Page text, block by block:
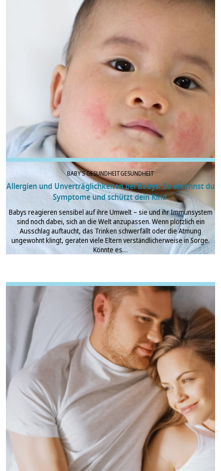
BABY'S GESUNDHEITGESUNDHEIT
Allergien und Unverträglichkeiten bei Babys: So erkennst du
Symptome und schützt dein Kind
Babys reagieren sensibel auf ihre Umwelt – sie und ihr Immunsystem
sind noch dabei, sich an die Welt anzupassen. Wenn plötzlich ein
Ausschlag auftaucht, das Trinken schwerfällt oder die Atmung
ungewohnt klingt, geraten viele Eltern verständlicherweise in Sorge.
Könnte es…